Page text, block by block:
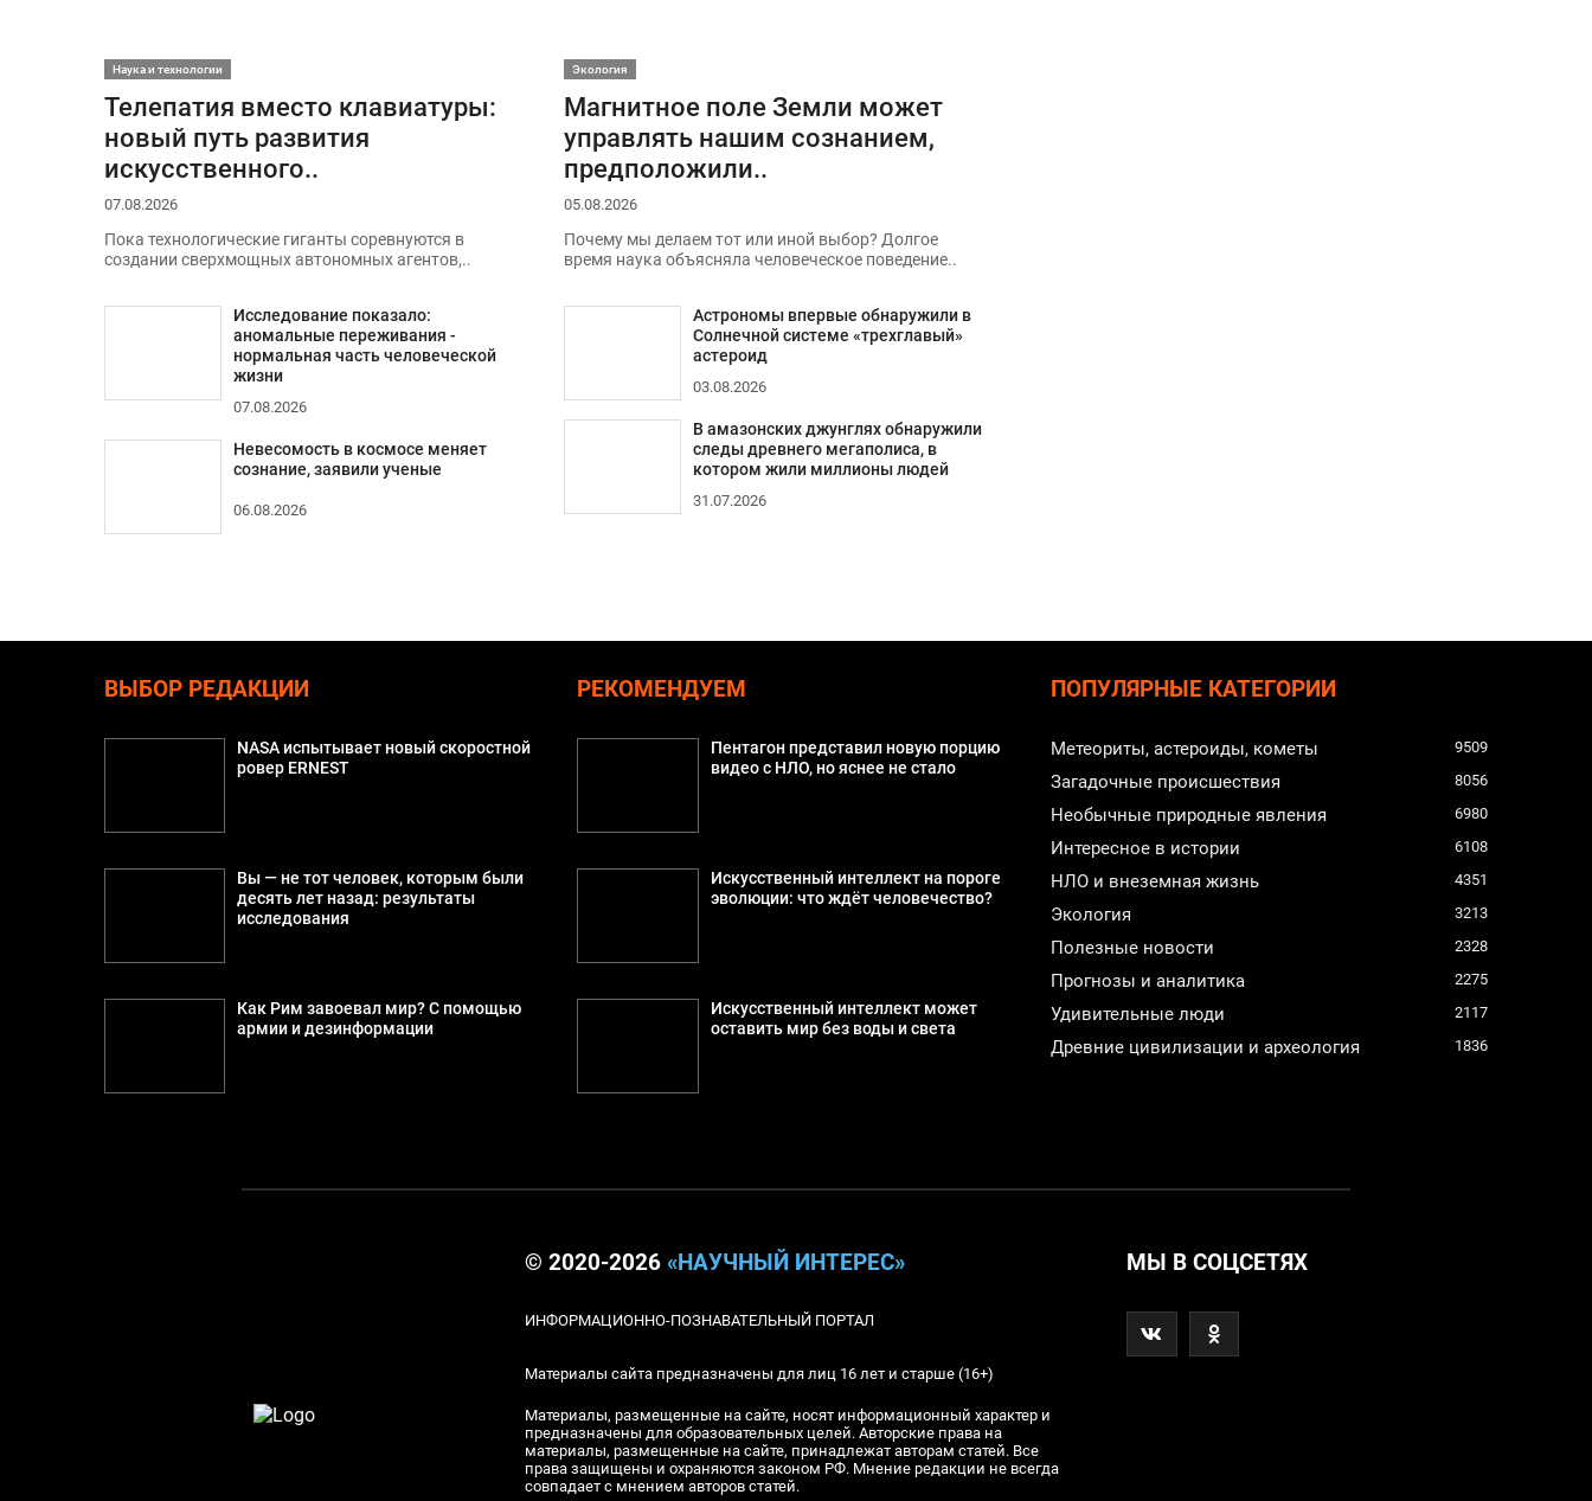
Наука и технологии
Телепатия вместо клавиатуры:
новый путь развития
искусственного..
07.08.2026
Пока технологические гиганты соревнуются в
создании сверхмощных автономных агентов,..
Исследование показало:
аномальные переживания -
нормальная часть человеческой
жизни
07.08.2026
Невесомость в космосе меняет
сознание, заявили ученые
06.08.2026
Экология
Магнитное поле Земли может
управлять нашим сознанием,
предположили..
05.08.2026
Почему мы делаем тот или иной выбор? Долгое
время наука объясняла человеческое поведение..
Астрономы впервые обнаружили в
Солнечной системе «трехглавый»
астероид
03.08.2026
В амазонских джунглях обнаружили
следы древнего мегаполиса, в
котором жили миллионы людей
31.07.2026
ВЫБОР РЕДАКЦИИ
NASA испытывает новый скоростной
ровер ERNEST
Вы — не тот человек, которым были
десять лет назад: результаты
исследования
Как Рим завоевал мир? С помощью
армии и дезинформации
РЕКОМЕНДУЕМ
Пентагон представил новую порцию
видео с НЛО, но яснее не стало
Искусственный интеллект на пороге
эволюции: что ждёт человечество?
Искусственный интеллект может
оставить мир без воды и света
ПОПУЛЯРНЫЕ КАТЕГОРИИ
Метеориты, астероиды, кометы 9509
Загадочные происшествия 8056
Необычные природные явления 6980
Интересное в истории 6108
НЛО и внеземная жизнь 4351
Экология 3213
Полезные новости 2328
Прогнозы и аналитика 2275
Удивительные люди 2117
Древние цивилизации и археология 1836
© 2020-2026 «НАУЧНЫЙ ИНТЕРЕС»
ИНФОРМАЦИОННО-ПОЗНАВАТЕЛЬНЫЙ ПОРТАЛ
Материалы сайта предназначены для лиц 16 лет и старше (16+)
Материалы, размещенные на сайте, носят информационный характер и
предназначены для образовательных целей. Авторские права на
материалы, размещенные на сайте, принадлежат авторам статей. Все
права защищены и охраняются законом РФ. Мнение редакции не всегда
совпадает с мнением авторов статей.
МЫ В СОЦСЕТЯХ